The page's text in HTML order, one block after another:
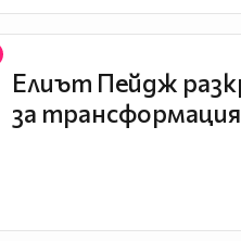
Елиът Пейдж
за